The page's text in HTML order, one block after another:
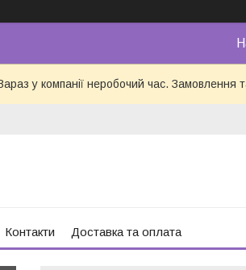
у компанії неробочий час.
Контакти Доставка та оплата